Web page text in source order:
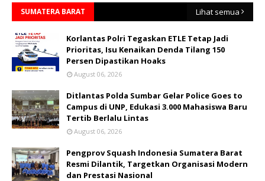
SUMATERA BARAT Lihat semua
Korlantas Polri Tegaskan ETLE Tetap Jadi
Prioritas, Isu Kenaikan Denda Tilang 150
Persen Dipastikan Hoaks
August 06, 2026
Ditlantas Polda Sumbar Gelar Police Goes to
Campus di UNP, Edukasi 3.000 Mahasiswa Baru
Tertib Berlalu Lintas
August 06, 2026
Pengprov Squash Indonesia Sumatera Barat
Resmi Dilantik, Targetkan Organisasi Modern
dan Prestasi Nasional